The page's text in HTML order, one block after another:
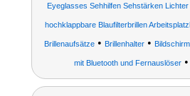
Eyeglasses Sehhilfen Sehstärken
hochklappbare Blaufilterbrillen
Brillenaufsätze• Brillenhalter•
mit Bluetooth und Fernauslöser